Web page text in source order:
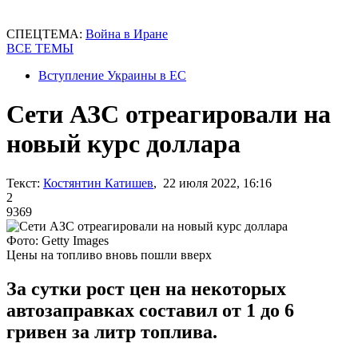
СПЕЦТЕМА: Война в Иране
ВСЕ ТЕМЫ
Вступление Украины в ЕС
Сети АЗС отреагировали на
новый курс доллара
Текст: Костянтин Катишев, 22 июля 2022, 16:16
2
9369
Фото: Getty Images
Цены на топливо вновь пошли вверх
За сутки рост цен на некоторых
автозаправках составил от 1 до 6
гривен за литр топлива.